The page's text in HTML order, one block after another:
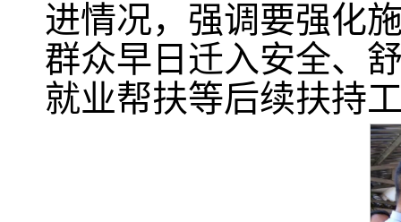
进情况，强调要强化
群众早日迁入安全、
就业帮扶等后续扶持